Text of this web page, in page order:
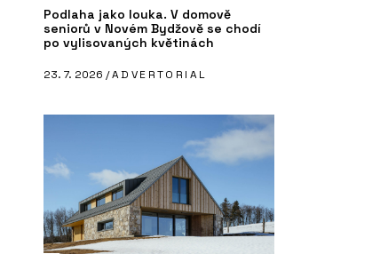
Podlaha jako louka. V domově
seniorů v Novém Bydžově se chodí
po vylisovaných květinách
23. 7. 2026 /ADVERTORIAL